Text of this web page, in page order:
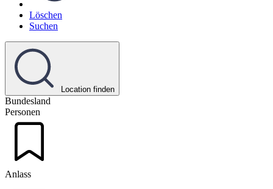
Löschen
Suchen
Location finden
Bundesland
Personen
Anlass